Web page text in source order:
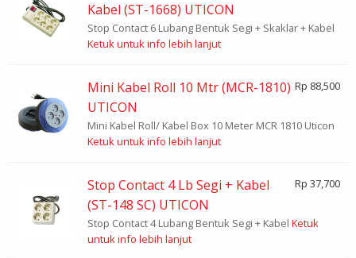
Kabel (ST-1668) UTICON
Stop Contact 6 Lubang Bentuk Segi + Skaklar + Kabel
Ketuk untuk info lebih lanjut
Mini Kabel Roll 10 Mtr (MCR-1810)
UTICON
Rp 88,500
Mini Kabel Roll/ Kabel Box 10 Meter MCR 1810 Uticon
Ketuk untuk info lebih lanjut
Stop Contact 4 Lb Segi + Kabel
(ST-148 SC) UTICON
Rp 37,700
Stop Contact 4 Lubang Bentuk Segi + Kabel Ketuk
untuk info lebih lanjut